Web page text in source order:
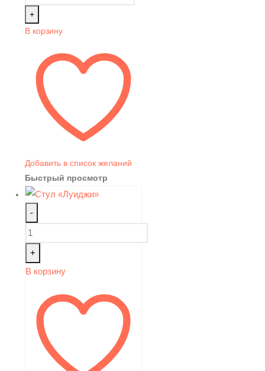
+
В корзину
Добавить в список желаний
Быстрый просмотр
-
+
В корзину